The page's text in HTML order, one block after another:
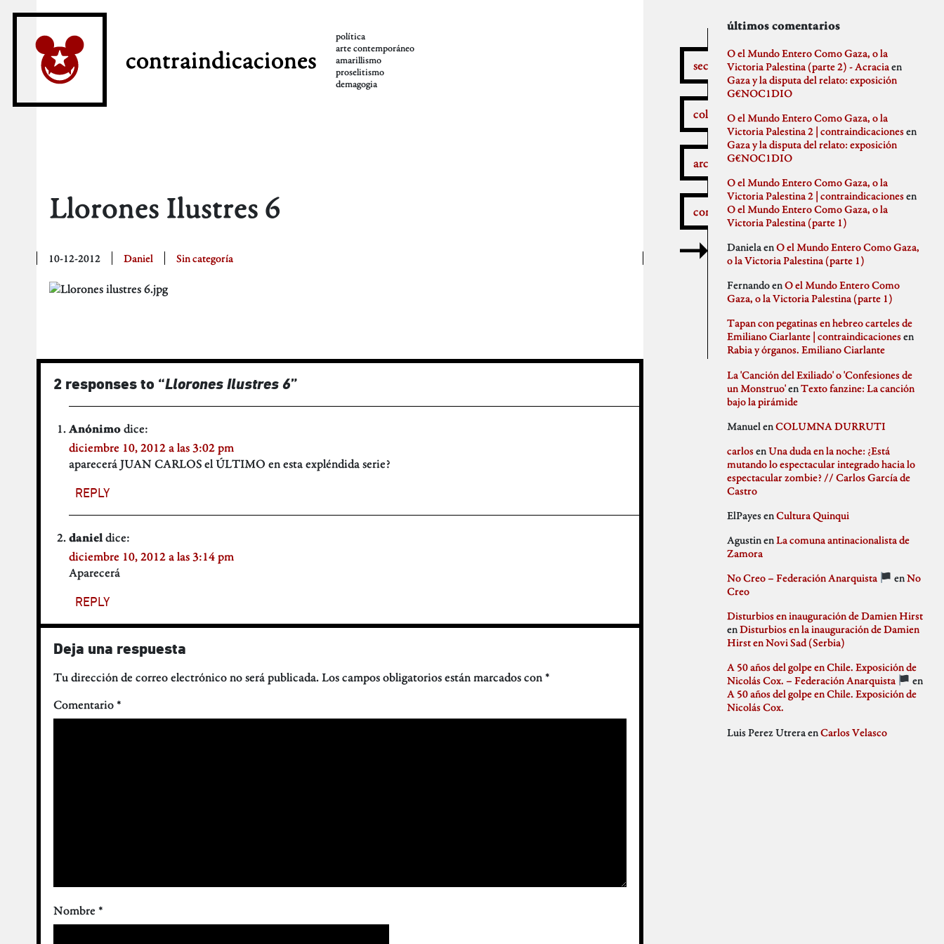
contraindicaciones
política
arte contemporáneo
amarillismo
proselitismo
demagogia
Llorones Ilustres 6
10-12-2012 Daniel Sin categoría
2 responses to “Llorones Ilustres 6”
Anónimodice:
diciembre 10, 2012 a las 3:02 pm
aparecerá JUAN CARLOS el ÚLTIMO en esta expléndida serie?
REPLY
danieldice:
diciembre 10, 2012 a las 3:14 pm
Aparecerá
REPLY
Deja una respuesta
Tu dirección de correo electrónico no será publicada.Los campos obligatorios están marcados con*
Comentario*
Nombre *
secciones
colaboradores
archivos
comentarios
secciones
¿Qué pasa aquí?
Autobombo
Critica a la crítica
Delincuentes
Difusión
Idioteces
Memoria Histórica
Sin categoría
archivos
febrero 2026
enero 2026
diciembre 2025
noviembre 2025
septiembre 2023
julio 2023
febrero 2023
junio 2022
abril 2022
marzo 2022
mayo 2021
abril 2021
enero 2021
diciembre 2020
noviembre 2020
octubre 2020
septiembre 2020
agosto 2020
julio 2020
junio 2020
mayo 2020
abril 2020
marzo 2020
febrero 2020
diciembre 2019
octubre 2019
septiembre 2019
julio 2019
junio 2019
abril 2019
febrero 2019
enero 2019
diciembre 2018
noviembre 2018
octubre 2018
septiembre 2018
agosto 2018
julio 2018
mayo 2018
abril 2018
marzo 2018
febrero 2018
diciembre 2017
autores
aitor
Anna Antselovich
Anti Ochoa
Archivo De Castro
claudia
Claudio Gallo
Daniel
Democracia
elenapedrosa
Germano Paris
Gus-Man
Iren Txus
Jose A. Miranda
Julian Vidal
monica
Noaz
Pablo
PSJM
Queen of the Bongo
Ruben Santiago
Santi Ochoa
Seccion Madrid
tipo gris
últimos comentarios
O el Mundo Entero Como Gaza, o la
Victoria Palestina (parte 2) - Acracia en
Gaza y la disputa del relato: exposición
G€NOC1DIO
O el Mundo Entero Como Gaza, o la
Victoria Palestina 2 | contraindicacionesen
Gaza y la disputa del relato: exposición
G€NOC1DIO
O el Mundo Entero Como Gaza, o la
Victoria Palestina 2 | contraindicacionesen
O el Mundo Entero Como Gaza, o la
Victoria Palestina (parte 1)
DanielaenO el Mundo Entero Como Gaza,
o la Victoria Palestina (parte 1)
FernandoenO el Mundo Entero Como
Gaza, o la Victoria Palestina (parte 1)
Tapan con pegatinas en hebreo carteles de
Emiliano Ciarlante | contraindicacionesen
Rabia y órganos. Emiliano Ciarlante
La 'Canción del Exiliado' o 'Confesiones de
un Monstruo'enTexto fanzine: La canción
bajo la pirámide
Manuel enCOLUMNA DURRUTI
carlosenUna duda en la noche: ¿Está
mutando lo espectacular integrado hacia lo
espectacular zombie? // Carlos García de
Castro
ElPayesenCultura Quinqui
AgustinenLa comuna antinacionalista de
Zamora
No Creo – Federación Anarquista
enNo
Creo
Disturbios en inauguración de Damien Hirst
enDisturbios en la inauguración de Damien
Hirst en Novi Sad (Serbia)
A 50 años del golpe en Chile. Exposición de
Nicolás Cox. – Federación Anarquista
en
A 50 años del golpe en Chile. Exposición de
Nicolás Cox.
Luis Perez Utrera enCarlos Velasco